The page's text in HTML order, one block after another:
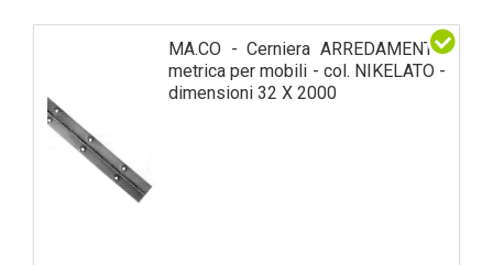
MA.CO - Cerniera ARREDAMENTO
metrica per mobili - col. NIKELATO -
dimensioni 32 X 2000